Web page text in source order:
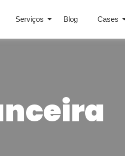
Serviços Blog Cases